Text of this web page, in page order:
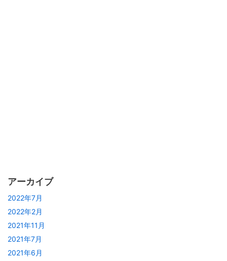
アーカイブ
2022年7月
2022年2月
2021年11月
2021年7月
2021年6月